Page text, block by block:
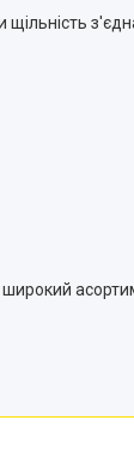
щільність
широкий